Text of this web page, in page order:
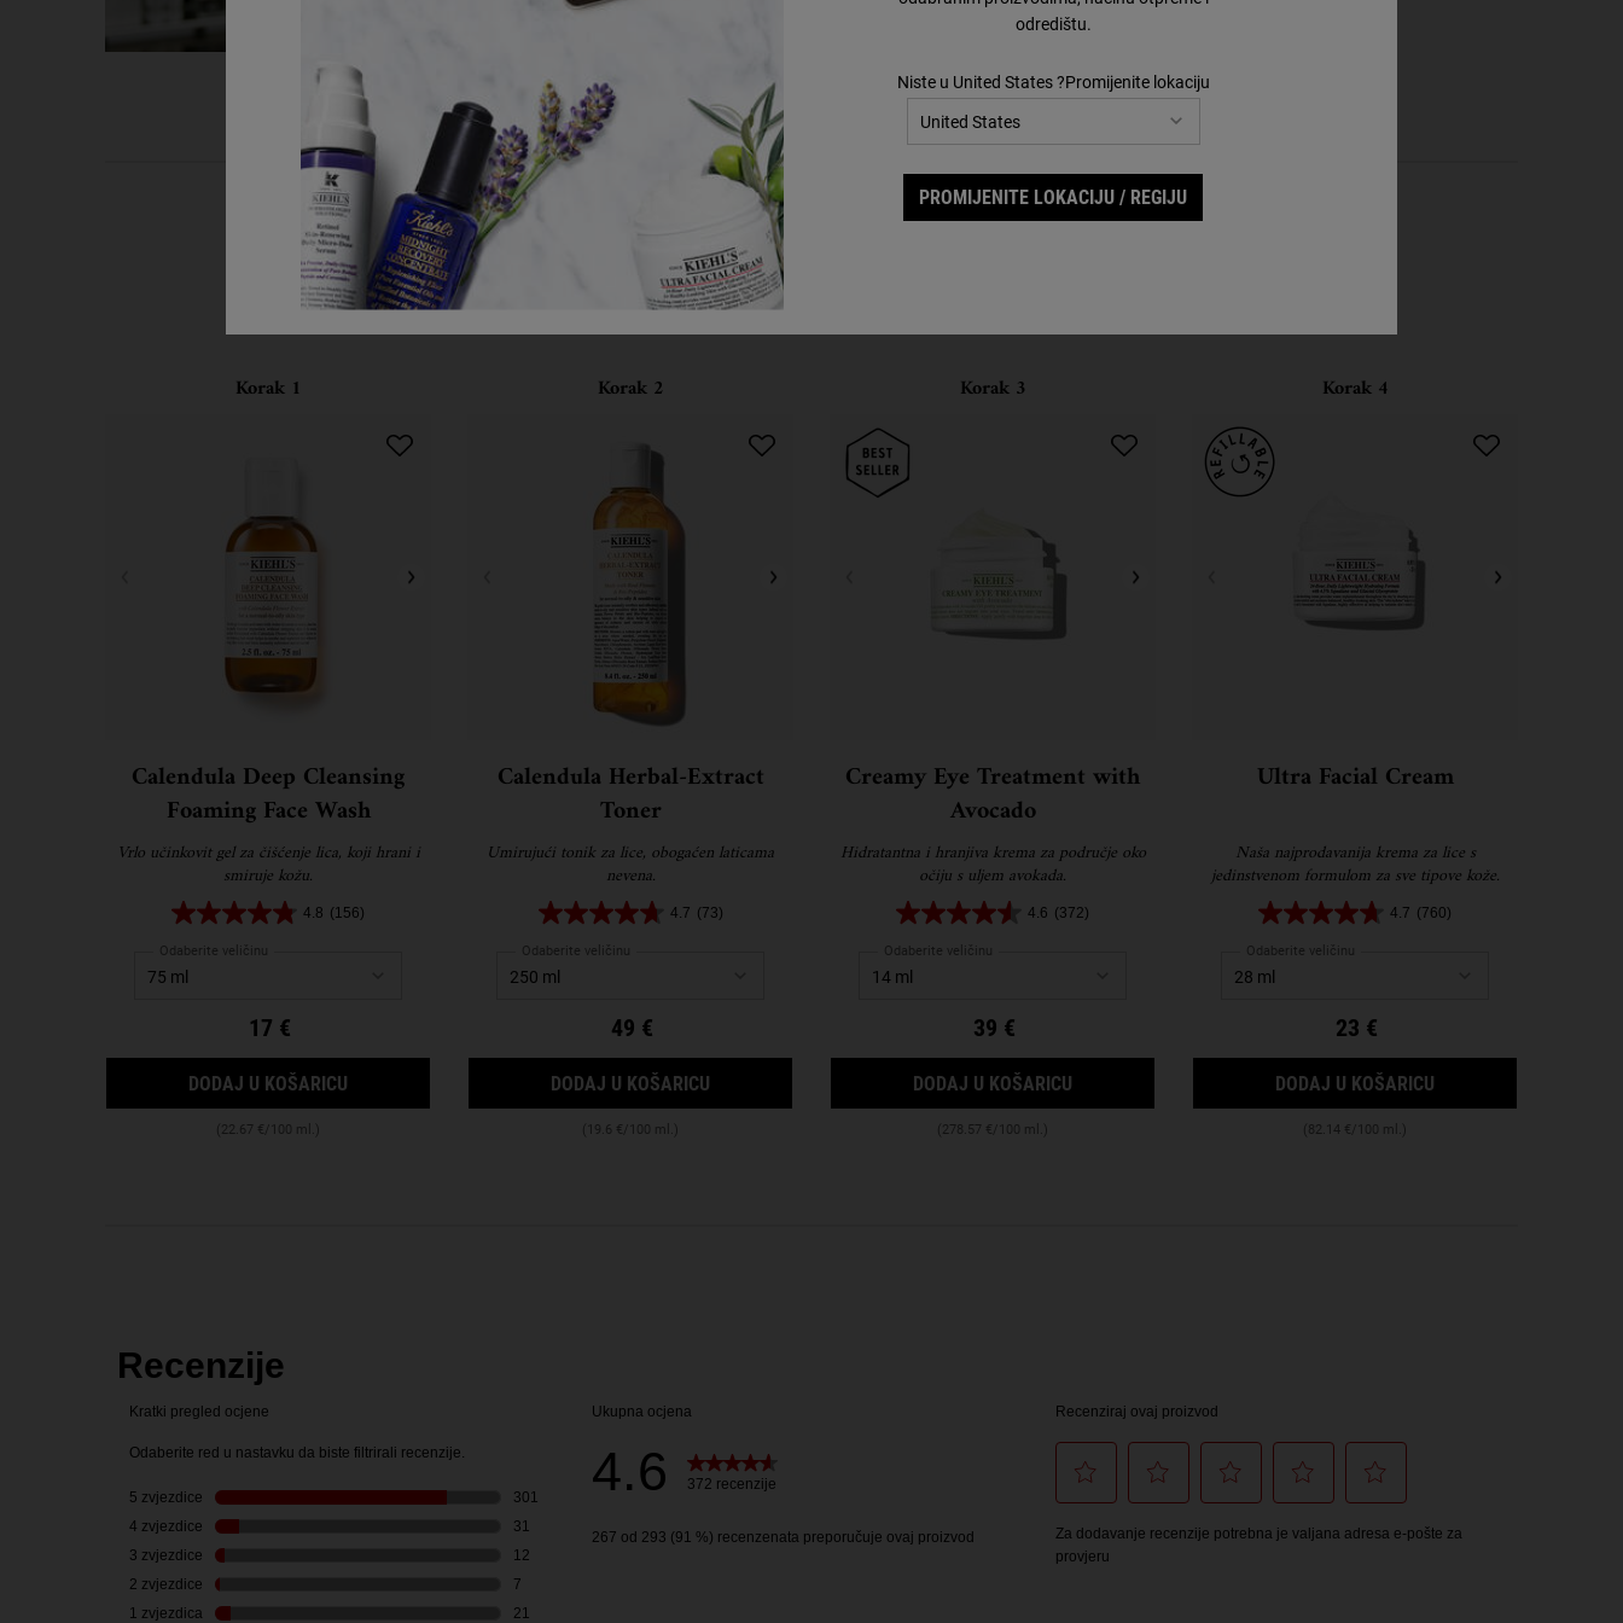
Upotpunite svoju rutinu
Otkrijte učinkovite formule i upotpunite svoju rutinu.
Korak 1
Calendula Deep Cleansing
Foaming Face Wash
Vrlo učinkovit gel za čišćenje lica, koji hrani i
smiruje kožu.
4.8 (156)
Odaberite veličinu
17 €
DODAJ U KOŠARICU CALENDULA DEEP CLEANSING FOAMING FACE WASH
(22.67 €/100 ml.)
Korak 2
Calendula Herbal-Extract
Toner
Umirujući tonik za lice, obogaćen laticama
nevena.
4.7 (73)
Odaberite veličinu
49 €
DODAJ U KOŠARICU CALENDULA HERBAL-EXTRACT TONER
(19.6 €/100 ml.)
Korak 3
Creamy Eye Treatment with
Avocado
Hidratantna i hranjiva krema za područje oko
očiju s uljem avokada.
4.6 (372)
Odaberite veličinu
39 €
DODAJ U KOŠARICU CREAMY EYE TREATMENT WITH AVOCADO
(278.57 €/100 ml.)
Korak 4
Ultra Facial Cream
Naša najprodavanija krema za lice s
jedinstvenom formulom za sve tipove kože.
4.7 (760)
Odaberite veličinu
23 €
DODAJ U KOŠARICU
(82.14 €/100 ml.)
odredištu.
Niste u United States ?Promijenite lokaciju
PROMIJENITE LOKACIJU / REGIJU